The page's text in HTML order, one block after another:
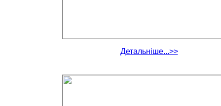
Детальніше...>>